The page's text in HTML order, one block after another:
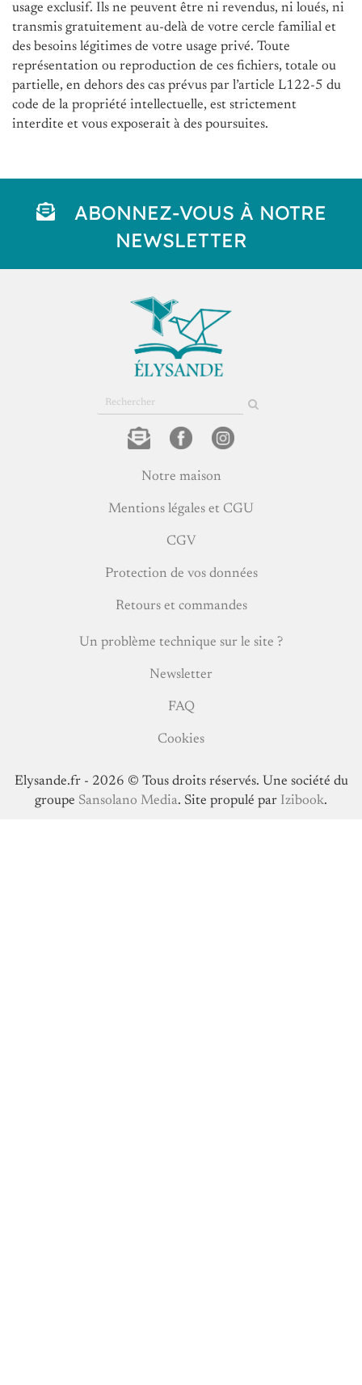
usage exclusif. Ils ne peuvent être ni revendus, ni loués, ni
transmis gratuitement au-delà de votre cercle familial et
des besoins légitimes de votre usage privé. Toute
représentation ou reproduction de ces fichiers, totale ou
partielle, en dehors des cas prévus par l’article L122-5 du
code de la propriété intellectuelle, est strictement
interdite et vous exposerait à des poursuites.
ABONNEZ-VOUS À NOTRE
NEWSLETTER
Rechercher
sur
Notre maison
Mentions légales et CGU
CGV
Protection de vos données
Retours et commandes
Un problème technique sur le site ?
Newsletter
FAQ
Cookies
Elysande.fr - 2026 ©️ Tous droits réservés. Une société du
groupe Sansolano Media. Site propulé par Izibook.